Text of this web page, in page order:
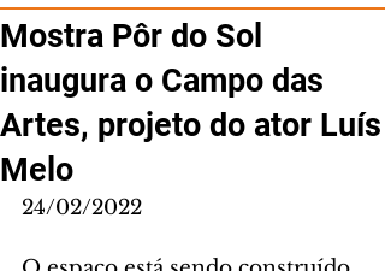
Mostra Pôr do Sol
inaugura o Campo das
Artes, projeto do ator Luís
Melo
24/02/2022